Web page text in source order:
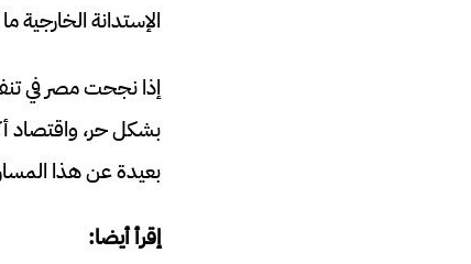
الإستدانة
إذا نجحت مصر في
بشكل حر، واقتصاد
بعيدة عن هذا
إقرأ أيضا: